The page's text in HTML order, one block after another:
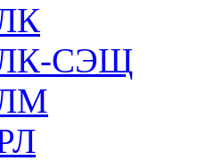
СЭЩ